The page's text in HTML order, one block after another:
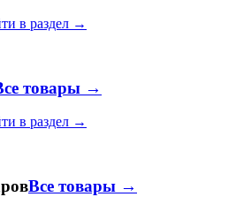
в раздел →
товары →
в раздел →
Все товары →